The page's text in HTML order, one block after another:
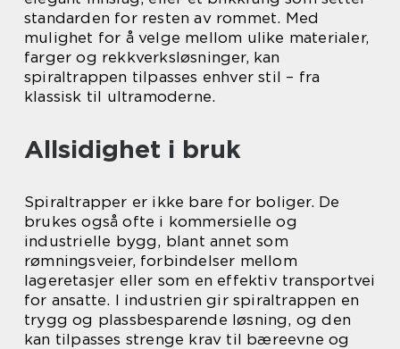
standarden for resten av rommet. Med
mulighet for å velge mellom ulike materialer,
farger og rekkverksløsninger, kan
spiraltrappen tilpasses enhver stil – fra
klassisk til ultramoderne.
Allsidighet i bruk
Spiraltrapper er ikke bare for boliger. De
brukes også ofte i kommersielle og
industrielle bygg, blant annet som
rømningsveier, forbindelser mellom
lageretasjer eller som en effektiv transportvei
for ansatte. I industrien gir spiraltrappen en
trygg og plassbesparende løsning, og den
kan tilpasses strenge krav til bæreevne og